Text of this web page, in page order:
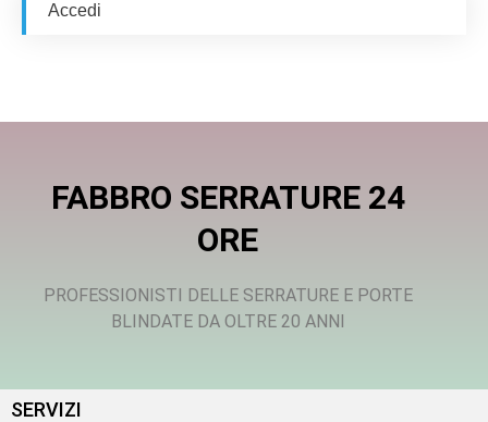
Accedi
FABBRO SERRATURE 24
ORE
PROFESSIONISTI DELLE SERRATURE E PORTE
BLINDATE DA OLTRE 20 ANNI
SERVIZI